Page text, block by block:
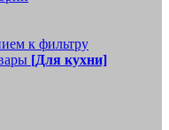
к фильтру
[Для кухни]